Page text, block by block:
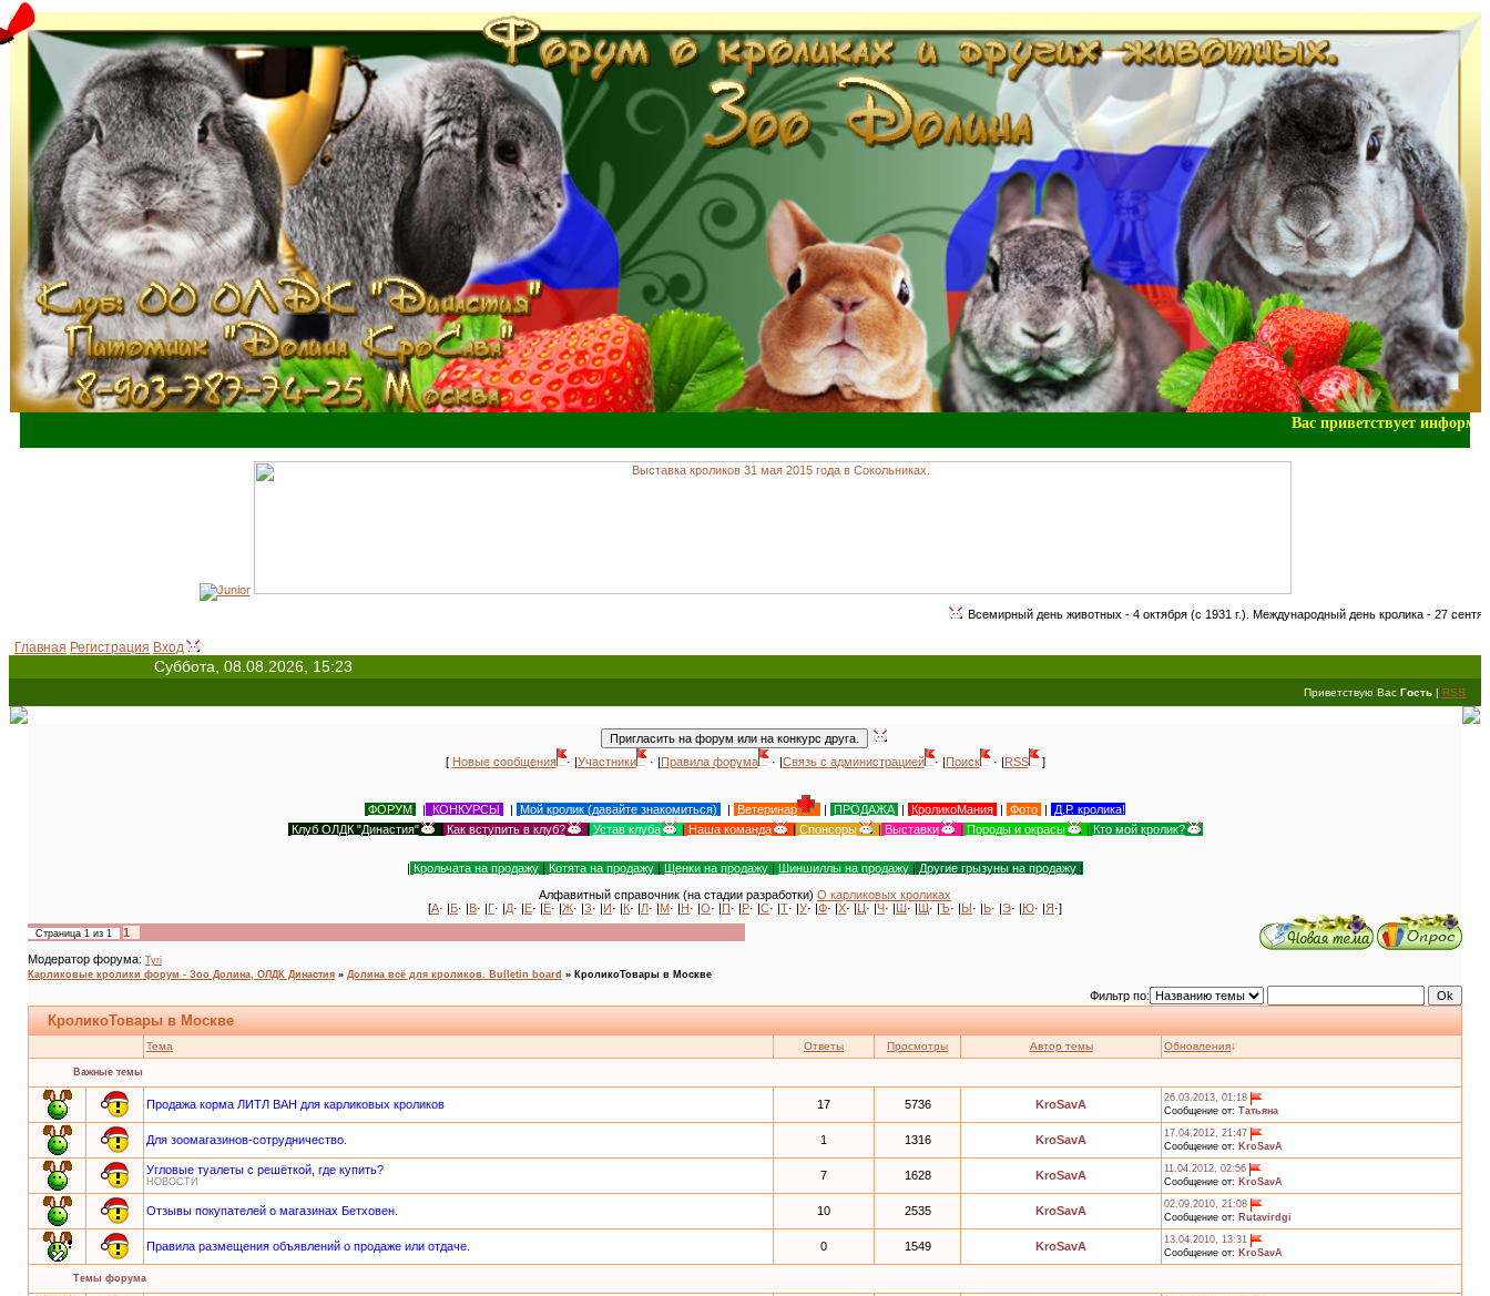
Вас приветствует
Всемирный день животных - 4 октября (с 1931 г.). Международный день кролика - 27 сентября!
Главная Регистрация Вход
Суббота, 08.08.2026, 15:23
Приветствую Вас Гость | RSS
[ Новые сообщения · |Участники · |Правила форума · |Связь с администрацией · |Поиск · |RSS ]
ФОРУМ | КОНКУРСЫ | Мой кролик (давайте знакомиться) | Ветеринар | ПРОДАЖА | КроликоМания | Фото |
Д.Р. кролика!
Клуб ОЛДК "Династия"
| Как вступить в клуб? | Устав клуба | Наша команда | Спонсоры | Выставки | Породы и окрасы | Кто мой кролик?
| Крольчата на продажу | Котята на продажу | Щенки на продажу | Шиншиллы на продажу | Другие грызуны на продажу |
Алфавитный справочник (на стадии разработки) О карликовых кроликах
[А· |Б· |В· |Г· |Д· |Е· |Ё· |Ж· |З· |И· |К· |Л· |М· |Н· |О· |П· |Р· |С· |Т· |У· |Ф· |Х· |Ц· |Ч· |Ш· |Щ· |Ъ· |Ы· |Ь· |Э· |Ю· |Я·]
Страница 1 из 1
1
Модератор форума: Tyri
Карликовые кролики форум - Зоо Долина, ОЛДК Династия » Долина всё для кроликов. Bulletin board » КроликоТовары в Москве
Фильтр по:
КроликоТовары в Москве
Тема Ответы Просмотры Автор темы Обновления↓
Важные темы
Продажа корма ЛИТЛ ВАН для карликовых кроликов 17 5736 KroSavA
26.03.2013, 01:18
Сообщение от: Татьяна
Для зоомагазинов-сотрудничество. 1 1316 KroSavA
17.04.2012, 21:47
Сообщение от: KroSavA
Угловые туалеты с решёткой, где купить?
НОВОСТИ 7 1628 KroSavA
11.04.2012, 02:56
Сообщение от: KroSavA
Отзывы покупателей о магазинах Бетховен. 10 2535 KroSavA
02.09.2010, 21:08
Сообщение от: Rutavirdgi
Правила размещения объявлений о продаже или отдаче. 0 1549 KroSavA
13.04.2010, 13:31
Сообщение от: KroSavA
Темы форума